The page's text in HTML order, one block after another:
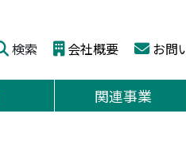
検索 会社概要 お問
関連事業